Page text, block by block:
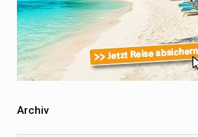
Archiv